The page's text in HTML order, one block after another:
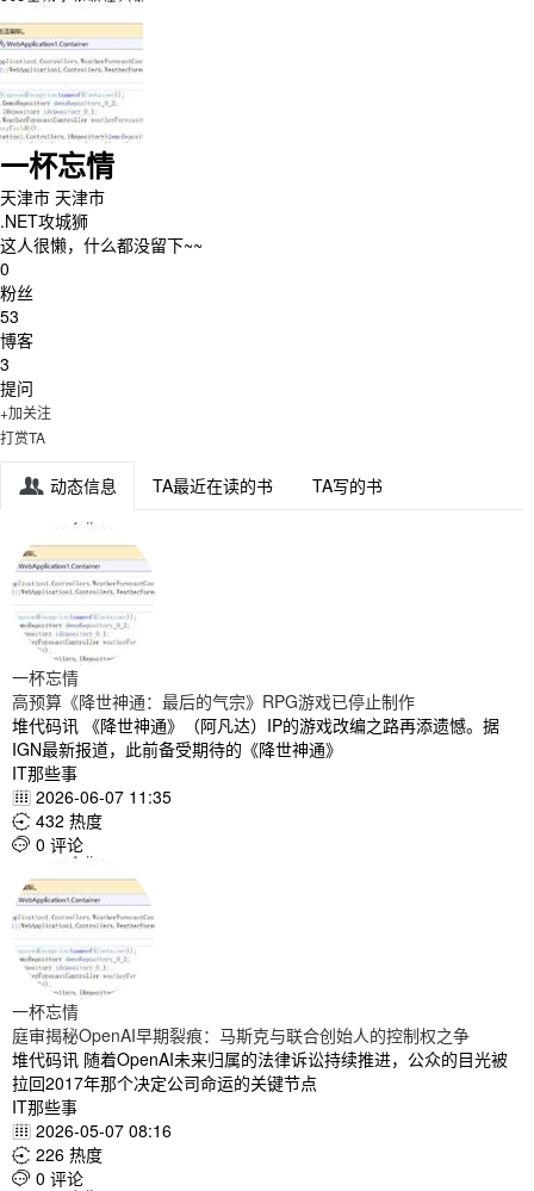
一杯忘情
天津市 天津市
.NET攻城狮
这人很懒，什么都没留下~~
0
粉丝
53
博客
3
提问
+加关注
打赏TA
 动态信息 TA最近在读的书 TA写的书
一杯忘情
高预算《降世神通：最后的气宗》RPG游戏已停止制作
堆代码讯 《降世神通》（阿凡达）IP的游戏改编之路再添遗憾。据
IGN最新报道，此前备受期待的《降世神通》
IT那些事
 2026-06-07 11:35
 432 热度
 0 评论
一杯忘情
庭审揭秘OpenAI早期裂痕：马斯克与联合创始人的控制权之争
堆代码讯 随着OpenAI未来归属的法律诉讼持续推进，公众的目光被
拉回2017年那个决定公司命运的关键节点
IT那些事
 2026-05-07 08:16
 226 热度
 0 评论